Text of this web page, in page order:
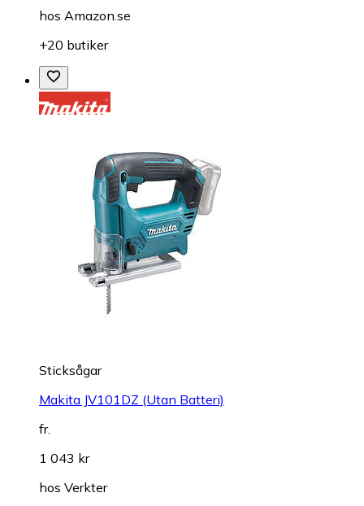
hos Amazon.se
+20 butiker
Sticksågar
Makita JV101DZ (Utan Batteri)
fr.
1 043 kr
hos Verkter